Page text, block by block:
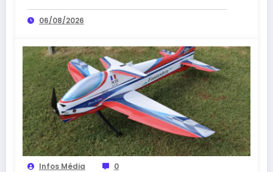
août
06/08/2026
Infos Média 0